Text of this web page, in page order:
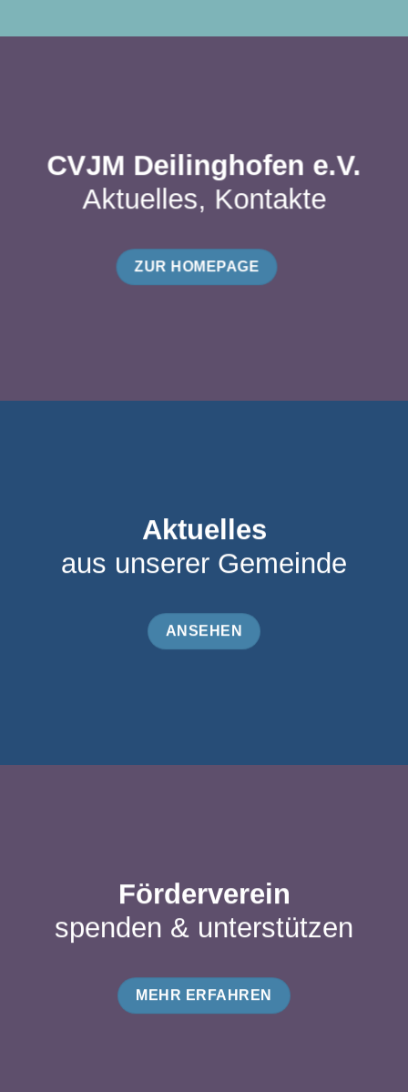
CVJM Deilinghofen e.V.
Aktuelles, Kontakte
ZUR HOMEPAGE
Aktuelles
aus unserer Gemeinde
ANSEHEN
Förderverein
spenden & unterstützen
MEHR ERFAHREN